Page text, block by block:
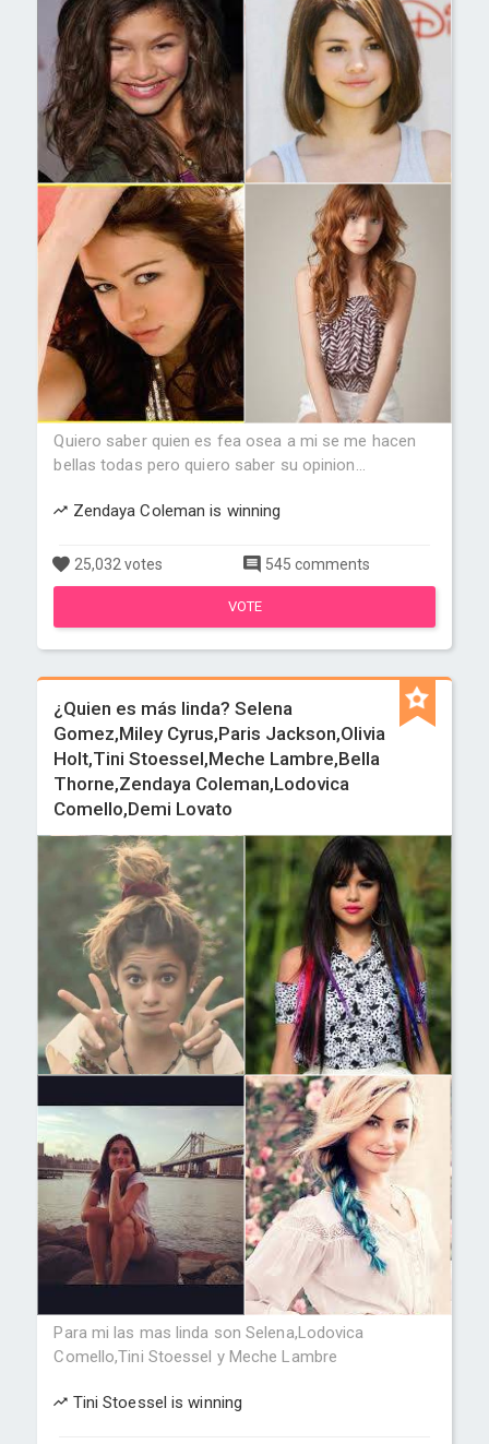
Quiero saber quien es fea osea a mi se me hacen
bellas todas pero quiero saber su opinion...
Zendaya Coleman is winning
25,032 votes 545 comments
VOTE
¿Quien es más linda? Selena
Gomez,Miley Cyrus,Paris Jackson,Olivia
Holt,Tini Stoessel,Meche Lambre,Bella
Thorne,Zendaya Coleman,Lodovica
Comello,Demi Lovato
Para mi las mas linda son Selena,Lodovica
Comello,Tini Stoessel y Meche Lambre
Tini Stoessel is winning